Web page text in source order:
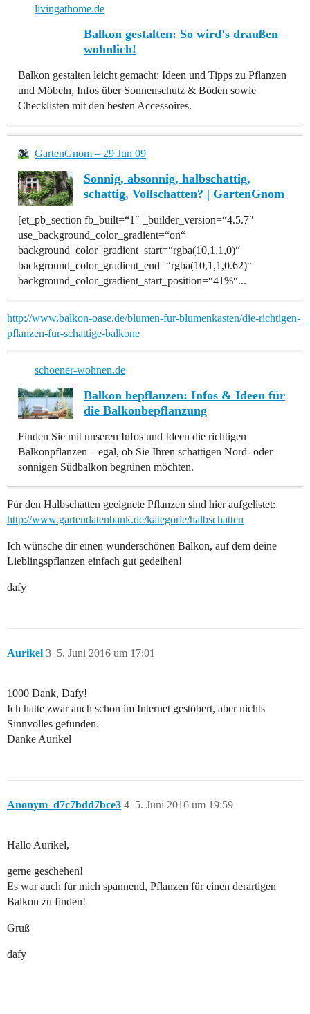
livingathome.de
Balkon gestalten: So wird's draußen
wohnlich!
Balkon gestalten leicht gemacht: Ideen und Tipps zu Pflanzen
und Möbeln, Infos über Sonnenschutz & Böden sowie
Checklisten mit den besten Accessoires.
GartenGnom – 29 Jun 09
Sonnig, absonnig, halbschattig,
schattig, Vollschatten? | GartenGnom
[et_pb_section fb_built=“1″ _builder_version=“4.5.7″
use_background_color_gradient=“on“
background_color_gradient_start=“rgba(10,1,1,0)“
background_color_gradient_end=“rgba(10,1,1,0.62)“
background_color_gradient_start_position=“41%“...
http://www.balkon-oase.de/blumen-fur-blumenkasten/die-richtigen-
pflanzen-fur-schattige-balkone
schoener-wohnen.de
Balkon bepflanzen: Infos & Ideen für
die Balkonbepflanzung
Finden Sie mit unseren Infos und Ideen die richtigen
Balkonpflanzen – egal, ob Sie Ihren schattigen Nord- oder
sonnigen Südbalkon begrünen möchten.
Für den Halbschatten geeignete Pflanzen sind hier aufgelistet:
http://www.gartendatenbank.de/kategorie/halbschatten
Ich wünsche dir einen wunderschönen Balkon, auf dem deine
Lieblingspflanzen einfach gut gedeihen!
dafy
Aurikel 5. Juni 2016 um 17:01
3
1000 Dank, Dafy!
Ich hatte zwar auch schon im Internet gestöbert, aber nichts
Sinnvolles gefunden.
Danke Aurikel
Anonym_d7c7bdd7bce3 5. Juni 2016 um 19:59
4
Hallo Aurikel,
gerne geschehen!
Es war auch für mich spannend, Pflanzen für einen derartigen
Balkon zu finden!
Gruß
dafy